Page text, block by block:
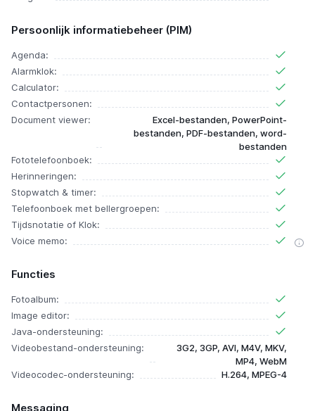
Persoonlijk informatiebeheer (PIM)
Agenda:
Alarmklok:
Calculator:
Contactpersonen:
Document viewer:
Excel-bestanden, PowerPoint-
bestanden, PDF-bestanden, word-
bestanden
Fototelefoonboek:
Herinneringen:
Stopwatch & timer:
Telefoonboek met bellergroepen:
Tijdsnotatie of Klok:
Voice memo:
Functies
Fotoalbum:
Image editor:
Java-ondersteuning:
Videobestand-ondersteuning:
3G2, 3GP, AVI, M4V, MKV,
MP4, WebM
Videocodec-ondersteuning:
H.264, MPEG-4
Messaging